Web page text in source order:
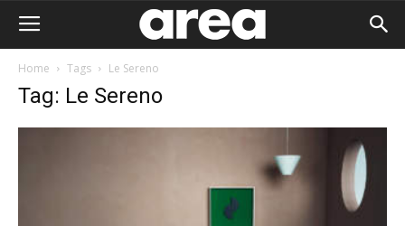
Home Tags Le Sereno
Tag: Le Sereno